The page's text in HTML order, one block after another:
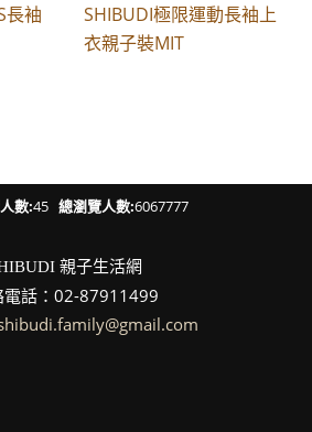
長袖
SHIBUDI極限運動長袖上
衣親子裝MIT
數:45 總瀏覽人數:6067777
親子生活網
電話：02-87911499